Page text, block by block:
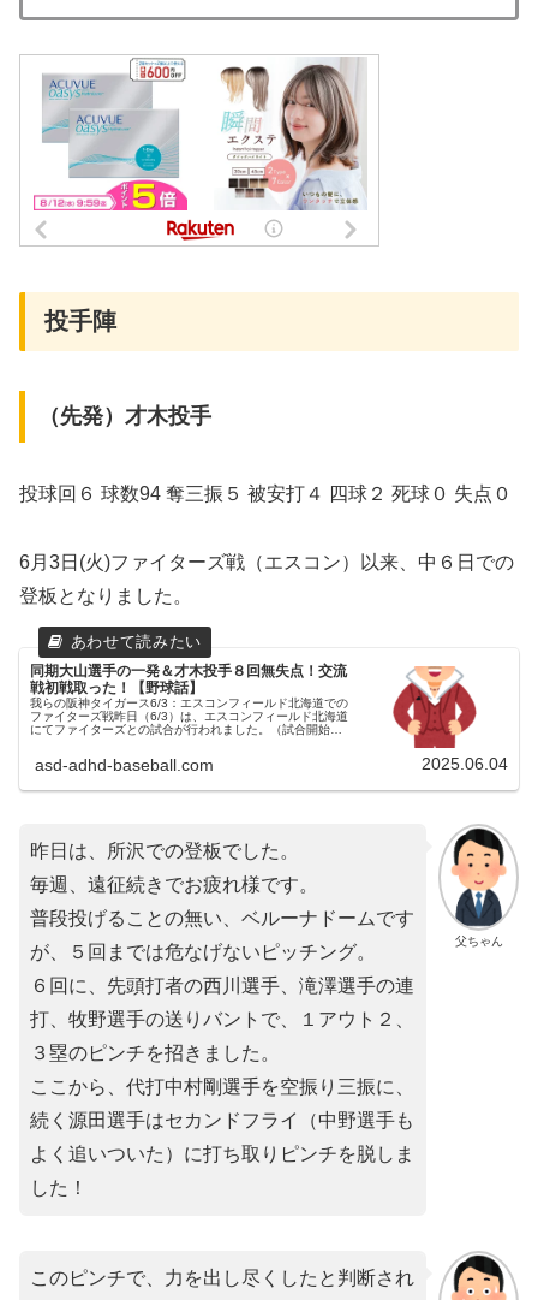
投手陣
（先発）才木投手
投球回６ 球数94 奪三振５ 被安打４ 四球２ 死球０ 失点０
6月3日(火)ファイターズ戦（エスコン）以来、中６日での
登板となりました。
同期大山選手の一発＆才木投手８回無失点！交流
戦初戦取った！【野球話】
我らの阪神タイガース6/3：エスコンフィールド北海道での
ファイターズ戦昨日（6/3）は、エスコンフィールド北海道
にてファイターズとの試合が行われました。（試合開始
換？！試合前、新庄監督の...
asd-adhd-baseball.com 2025.06.04
父ちゃん
昨日は、所沢での登板でした。
毎週、遠征続きでお疲れ様です。
普段投げることの無い、ベルーナドームです
が、５回までは危なげないピッチング。
６回に、先頭打者の西川選手、滝澤選手の連
打、牧野選手の送りバントで、１アウト２、
３塁のピンチを招きました。
ここから、代打中村剛選手を空振り三振に、
続く源田選手はセカンドフライ（中野選手も
よく追いついた）に打ち取りピンチを脱しま
した！
このピンチで、力を出し尽くしたと判断され